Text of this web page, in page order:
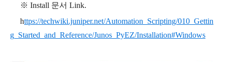
※ Install 문서 Link.
https://techwiki.juniper.net/Automation_Scripting/010_Gettin
g_Started_and_Reference/Junos_PyEZ/Installation#Windows